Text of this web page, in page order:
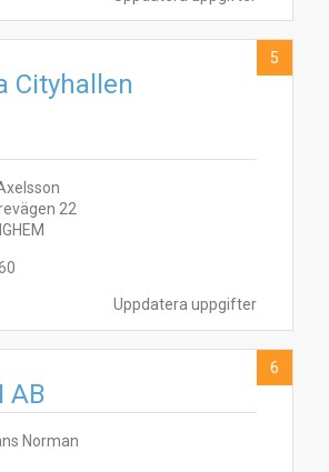
Uppdatera uppgifter
Cityhallen
22
5
AB
Norman
6